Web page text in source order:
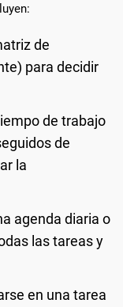
de
para decidir
de trabajo
de
la
agenda diaria o
las tareas y
en una tarea